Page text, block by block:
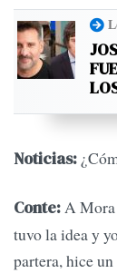
Noticias:
Conte:A Mora
tuvo la idea y
partera, hice